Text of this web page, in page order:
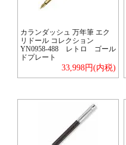
カランダッシュ 万年筆 エク
リドール コレクション
YN0958-488 レトロ ゴール
ドプレート
33,998円(内税)